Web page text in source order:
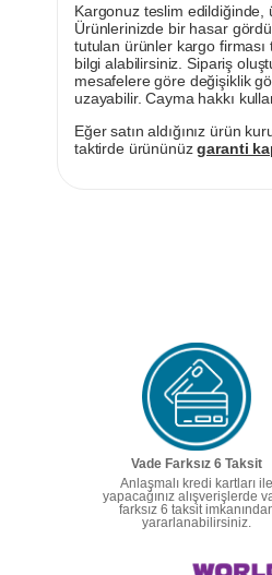
Kargonuz teslim
Ürünlerinizde bir hasar
tutulan ürünler kargo firması
bilgi alabilirsiniz. Sipariş
mesafelere göre değişiklik
uzayabilir. Cayma hakkı
Eğer satın aldığınız ürün
taktirde ürününüzgaranti
Vade Farksız 6 Taksit
Anlaşmalı kredi kartları ile
yapacağınız alışverişlerde
farksız 6 taksit
yararlanabilirsiniz.